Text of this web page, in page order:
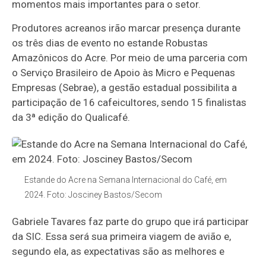
momentos mais importantes para o setor.
Produtores acreanos irão marcar presença durante
os três dias de evento no estande Robustas
Amazônicos do Acre. Por meio de uma parceria com
o Serviço Brasileiro de Apoio às Micro e Pequenas
Empresas (Sebrae), a gestão estadual possibilita a
participação de 16 cafeicultores, sendo 15 finalistas
da 3ª edição do Qualicafé.
Estande do Acre na Semana Internacional do Café, em
2024. Foto: Josciney Bastos/Secom
Gabriele Tavares faz parte do grupo que irá participar
da SIC. Essa será sua primeira viagem de avião e,
segundo ela, as expectativas são as melhores e